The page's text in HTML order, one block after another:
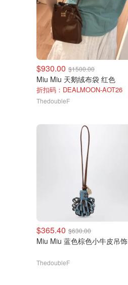
$930.00 $1500.00
Miu Miu 天鹅绒布袋 红色
折扣码：DEALMOON-AOT26
ThedoubleF
$365.40 $630.00
Miu Miu 蓝色棕色小牛皮吊饰
ThedoubleF